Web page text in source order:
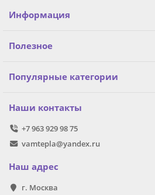
Информация
Полезное
Популярные категории
Наши контакты
+7 963 929 98 75
vamtepla@yandex.ru
Наш адрес
г. Москва